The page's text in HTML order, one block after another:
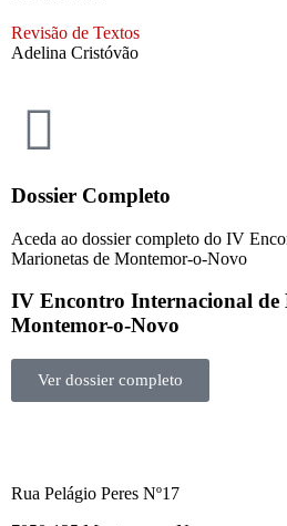
Revisão de Textos
Adelina Cristóvão
Dossier Completo
Aceda ao dossier completo do IV
Marionetas de Montemor-o-Novo
IV Encontro Internacional de
Montemor-o-Novo
Ver dossier completo
Rua Pelágio Peres Nº17